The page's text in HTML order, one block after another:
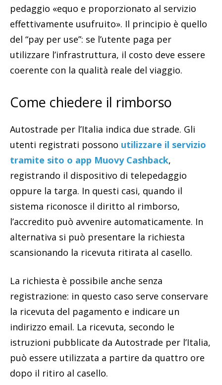
pedaggio «equo e proporzionato al servizio
effettivamente usufruito». Il principio è quello
del “pay per use”: se l’utente paga per
utilizzare l’infrastruttura, il costo deve essere
coerente con la qualità reale del viaggio.
Come chiedere il rimborso
Autostrade per l’Italia indica due strade. Gli
utenti registrati possono utilizzare il servizio
tramite sito o app Muovy Cashback,
registrando il dispositivo di telepedaggio
oppure la targa. In questi casi, quando il
sistema riconosce il diritto al rimborso,
l’accredito può avvenire automaticamente. In
alternativa si può presentare la richiesta
scansionando la ricevuta ritirata al casello.
La richiesta è possibile anche senza
registrazione: in questo caso serve conservare
la ricevuta del pagamento e indicare un
indirizzo email. La ricevuta, secondo le
istruzioni pubblicate da Autostrade per l’Italia,
può essere utilizzata a partire da quattro ore
dopo il ritiro al casello.